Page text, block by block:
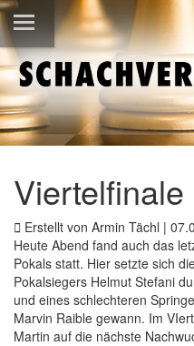
Erstellt von Armin Tächl |
Heute Abend fand auch das
Pokals statt. Hier setzte sich
Pokalsiegers Helmut Stefani
und eines schlechteren
Marvin Raible gewann. Im
Martin auf die nächste